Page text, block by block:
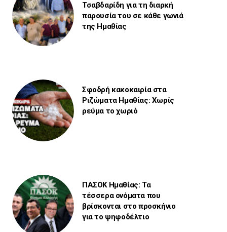
Τσαβδαρίδη για τη διαρκή
παρουσία του σε κάθε γωνιά
της Ημαθίας
Σφοδρή κακοκαιρία στα
Ριζώματα Ημαθίας: Χωρίς
ρεύμα το χωριό
ΠΑΣΟΚ Ημαθίας: Τα
τέσσερα ονόματα που
βρίσκονται στο προσκήνιο
για το ψηφοδέλτιο